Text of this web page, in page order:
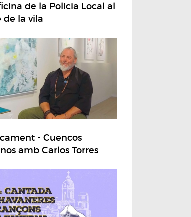
de la Policia Local al
de la vila
- Cuencos
amb Carlos Torres